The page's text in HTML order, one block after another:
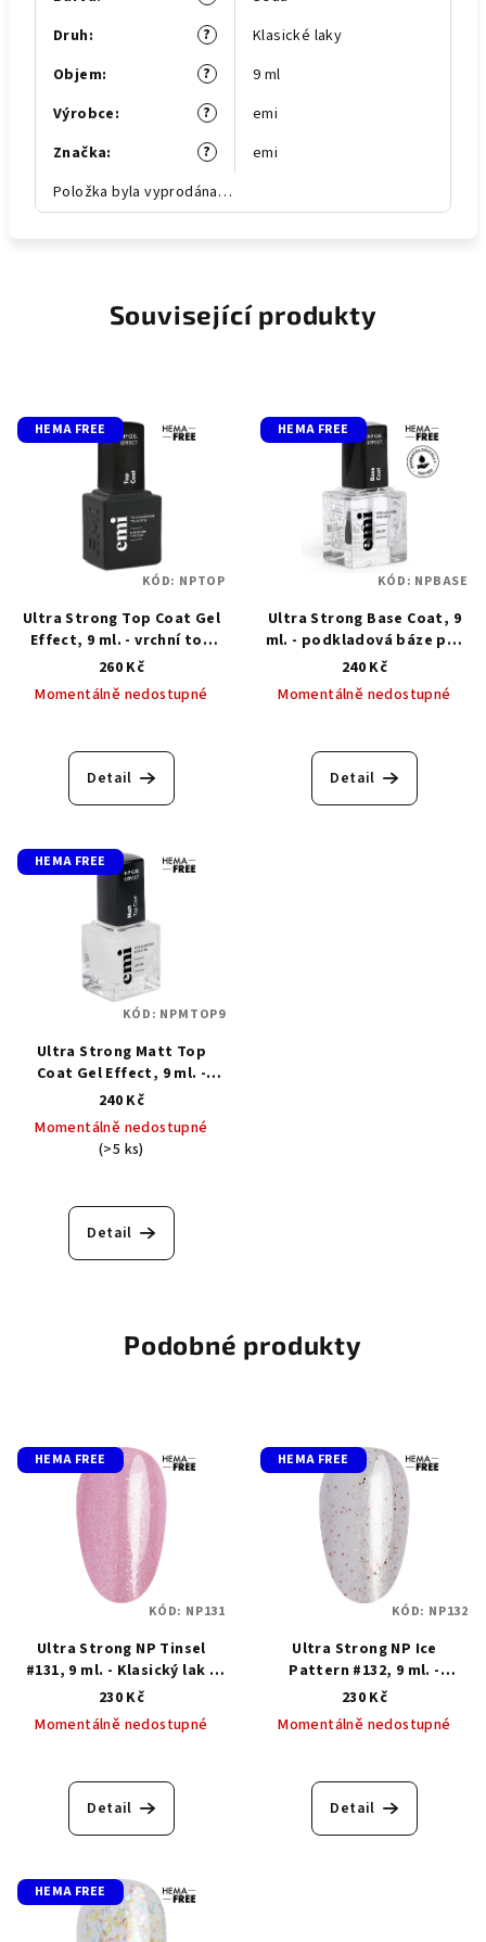
?
Druh:
Klasické laky
?
Objem:
9 ml
?
Výrobce:
emi
?
Značka:
emi
Položka byla vyprodána…
Související produkty
HEMA FREE
Ultra Strong Top Coat Gel
Effect, 9 ml. - vrchní top
pro klasický lak
260 Kč
Momentálně nedostupné
Detail
KÓD: NPTOP
HEMA FREE
Ultra Strong Base Coat, 9
ml. - podkladová báze pro
klasický lak
240 Kč
Momentálně nedostupné
Detail
KÓD: NPBASE
HEMA FREE
Ultra Strong Matt Top
Coat Gel Effect, 9 ml. -
vrchní matový top pro
klasický lak
240 Kč
Momentálně nedostupné
(>5 ks)
Detail
KÓD: NPMTOP9
Podobné produkty
HEMA FREE
Ultra Strong NP Tinsel
#131, 9 ml. - Klasický lak s
gelovým efektem
230 Kč
Momentálně nedostupné
Detail
KÓD: NP131
HEMA FREE
Ultra Strong NP Ice
Pattern #132, 9 ml. -
Klasický lak s gelovým
efektem
230 Kč
Momentálně nedostupné
Detail
KÓD: NP132
HEMA FREE